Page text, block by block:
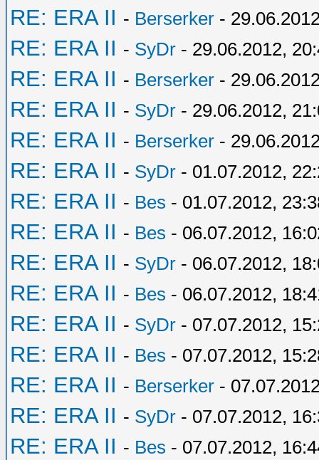
RE: ERA II - Berserker -
RE: ERA II - SyDr - 29.06.2012,
RE: ERA II - Berserker -
RE: ERA II - SyDr - 29.06.2012,
RE: ERA II - Berserker -
RE: ERA II - SyDr - 01.07.2012,
RE: ERA II - Bes - 01.07.2012,
RE: ERA II - Bes - 06.07.2012,
RE: ERA II - SyDr - 06.07.2012,
RE: ERA II - Bes - 06.07.2012,
RE: ERA II - SyDr - 07.07.2012,
RE: ERA II - Bes - 07.07.2012,
RE: ERA II - Berserker -
RE: ERA II - SyDr - 07.07.2012,
RE: ERA II - Bes - 07.07.2012,